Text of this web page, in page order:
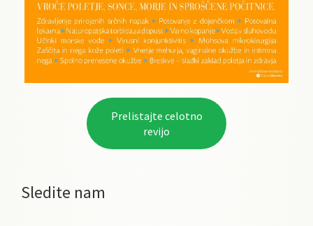
Prelistajte celotno
revijo
Sledite nam